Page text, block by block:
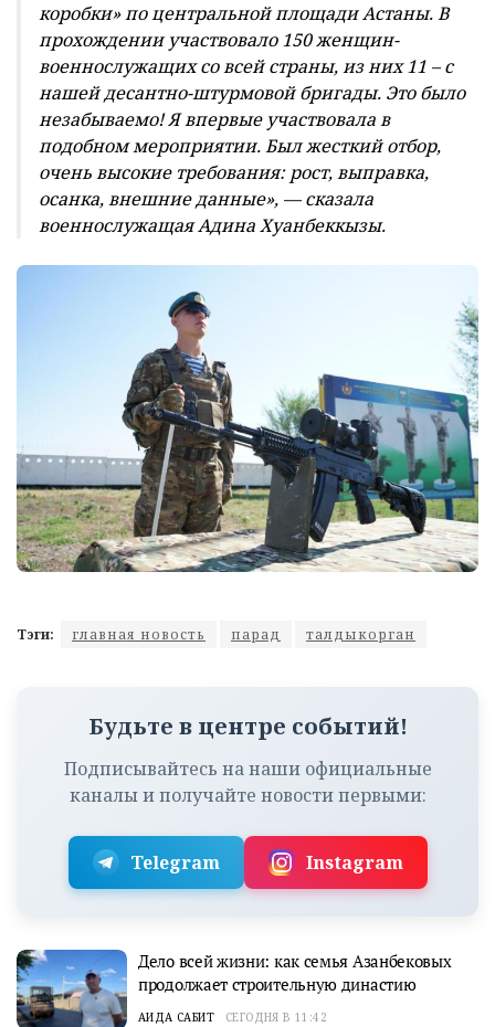
коробки» по центральной площади Астаны. В
прохождении участвовало 150 женщин-
военнослужащих со всей страны, из них 11 – с
нашей десантно-штурмовой бригады. Это было
незабываемо! Я впервые участвовала в
подобном мероприятии. Был жесткий отбор,
очень высокие требования: рост, выправка,
осанка, внешние данные», — сказала
военнослужащая Адина Хуанбеккызы.
Тэги: главная новость парад талдыкорган
Будьте в центре событий!
Подписывайтесь на наши официальные
каналы и получайте новости первыми:
Telegram Instagram
Дело всей жизни: как семья Азанбековых
продолжает строительную династию
АИДА САБИТ СЕГОДНЯ В 11:42